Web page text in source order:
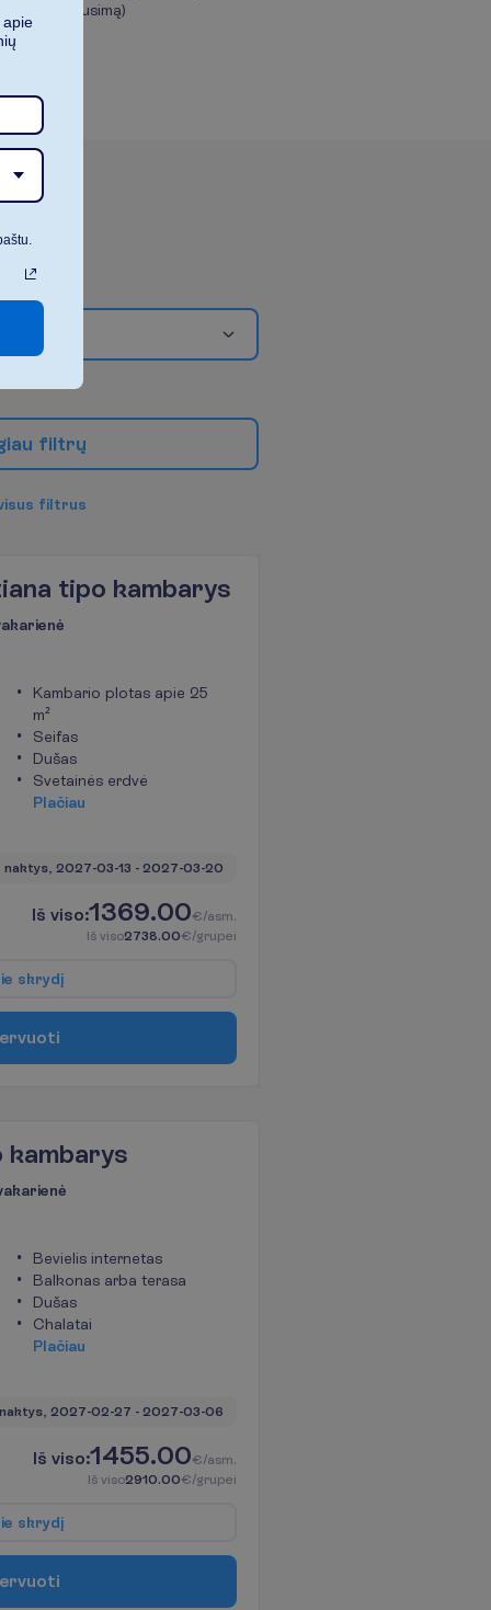
užklausimą)
iau filtrų
isus filtrus
tipo kambarys
Kambario plotas apie 25
m²
Seifas
Dušas
Svetainės erdvė
Plačiau
naktys, 2027-03-13 - 2027-03-20
Iš viso:1369.00€/asm.
Iš viso2738.00€/grupei
ie skrydį
rvuoti
kambarys
Bevielis internetas
Balkonas arba terasa
Dušas
Chalatai
Plačiau
2027-02-27 - 2027-03-06
Iš viso:1455.00€/asm.
Iš viso2910.00€/grupei
ie skrydį
rvuoti